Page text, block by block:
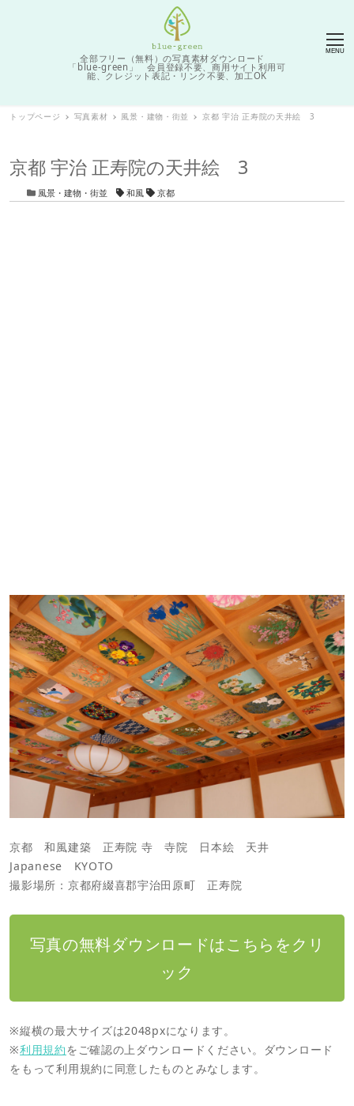
全部フリー（無料）の写真素材ダウンロード
「blue-green」 会員登録不要、商用サイト利用可
能、クレジット表記・リンク不要、加工OK
MENU
トップページ 写真素材 風景・建物・街並 京都 宇治 正寿院の天井絵 3
京都 宇治 正寿院の天井絵 3
カテゴリー
風景・建物・街並 タグ和風 京都
京都 和風建築 正寿院 寺 寺院 日本絵 天井
Japanese KYOTO
撮影場所：京都府綴喜郡宇治田原町 正寿院
写真の無料ダウンロードはこちらをクリ
ック
※縦横の最大サイズは2048pxになります。
※利用規約をご確認の上ダウンロードください。ダウンロード
をもって利用規約に同意したものとみなします。